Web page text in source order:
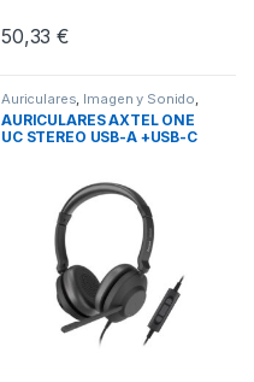
50,33€
Auriculares Imagen y Sonido
Sonido PC
AURICULARES AXTEL ONE
UC STEREO USB-A +USB-C